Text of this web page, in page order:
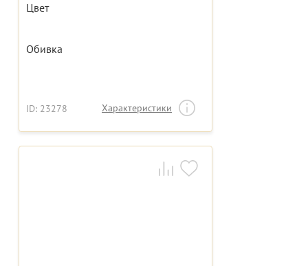
Цвет
Обивка
ID: 23278 Характеристики